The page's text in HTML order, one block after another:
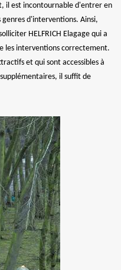
il est incontournable d'entrer en
genres d'interventions. Ainsi,
HELFRICH Elagage qui a
les interventions correctement.
et qui sont accessibles à
il suffit de